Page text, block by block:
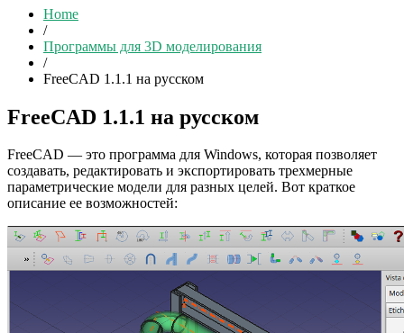
Home
/
Программы для 3D моделирования
/
FreeCAD 1.1.1 на русском
FreeCAD 1.1.1 на русском
FreeCAD — это программа для Windows, которая позволяет
создавать, редактировать и экспортировать трехмерные
параметрические модели для разных целей. Вот краткое
описание ее возможностей: